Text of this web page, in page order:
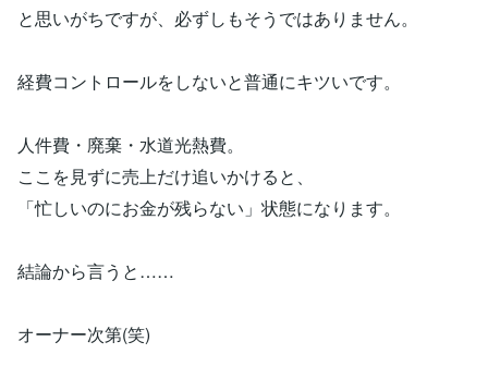
と思いがちですが、必ずしもそうではありません。
経費コントロールをしないと普通にキツいです。
人件費・廃棄・水道光熱費。
ここを見ずに売上だけ追いかけると、
「忙しいのにお金が残らない」状態になります。
結論から言うと……
オーナー次第(笑)